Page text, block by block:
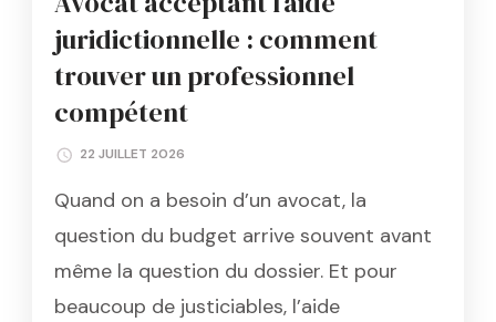
juridictionnelle : comment
trouver un professionnel
compétent
22 JUILLET 2026
Quand on a besoin d’un avocat, la
question du budget arrive souvent avant
même la question du dossier. Et pour
beaucoup de justiciables, l’aide